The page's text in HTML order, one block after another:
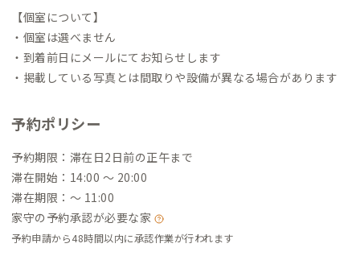
【個室について】
・個室は選べません
・到着前日にメールにてお知らせします
・掲載している写真とは間取りや設備が異なる場合があります
予約ポリシー
予約期限：滞在日2日前の正午まで
滞在開始：14:00 〜 20:00
滞在期限：〜 11:00
家守の予約承認が必要な家
予約申請から48時間以内に承認作業が行われます